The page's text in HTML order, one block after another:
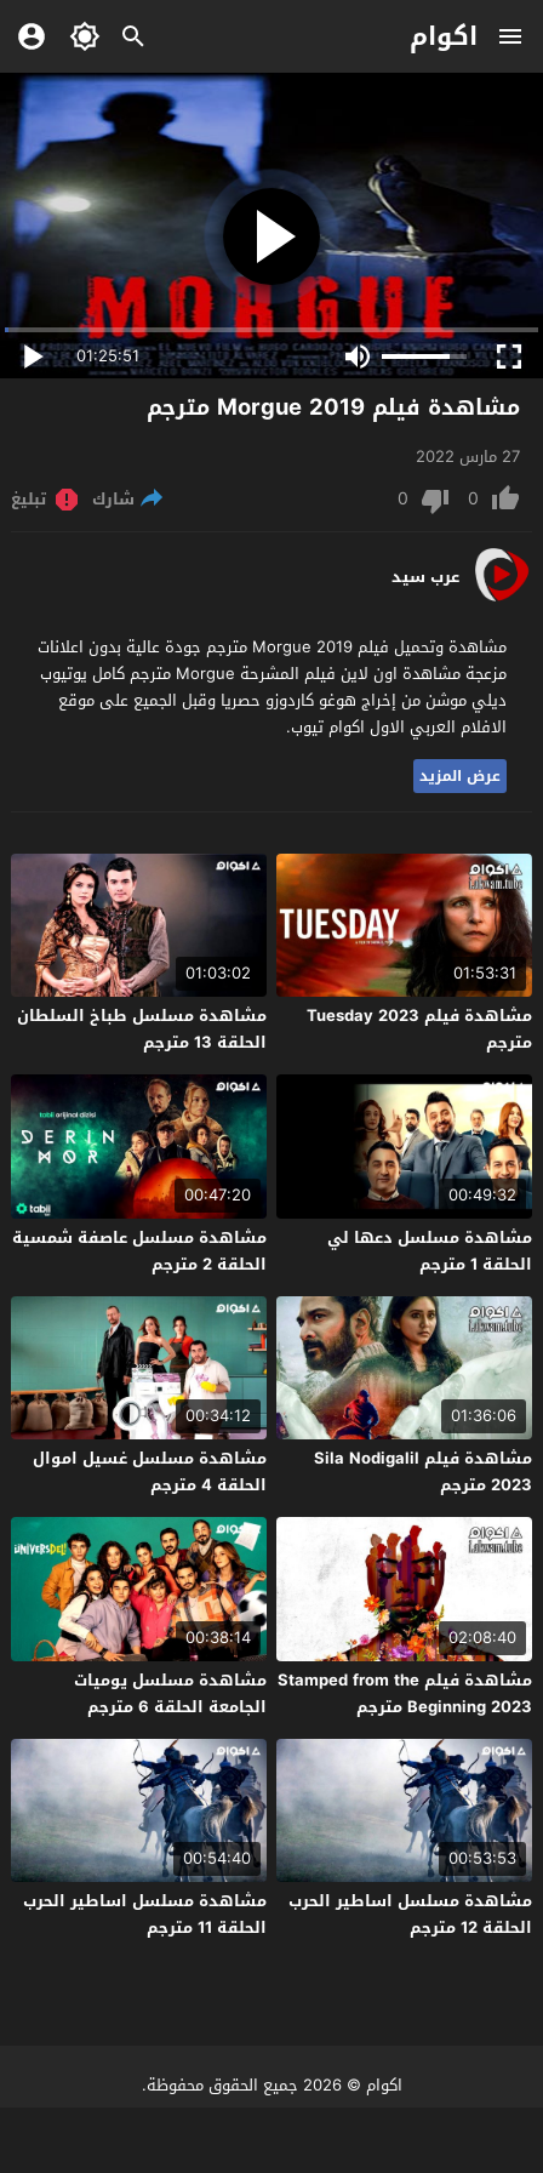
اكوام
01:25:51
مشاهدة فيلم Morgue 2019 مترجم
27 مارس 2022
0
0 شارك تبليغ
عرب سيد
مشاهدة وتحميل فيلم Morgue 2019 مترجم جودة عالية بدون اعلانات
مزعجة مشاهدة اون لاين فيلم المشرحة Morgue مترجم كامل يوتيوب
ديلي موشن من إخراج هوغو كاردوزو حصريا وقبل الجميع على موقع
الافلام العربي الاول اكوام تيوب.
عرض المزيد
01:53:31
مشاهدة فيلم Tuesday 2023
مترجم
01:03:02
مشاهدة مسلسل طباخ السلطان
الحلقة 13 مترجم
00:49:32
مشاهدة مسلسل دعها لي
الحلقة 1 مترجم
00:47:20
مشاهدة مسلسل عاصفة شمسية
الحلقة 2 مترجم
01:36:06
مشاهدة فيلم Sila Nodigalil
2023 مترجم
00:34:12
مشاهدة مسلسل غسيل اموال
الحلقة 4 مترجم
02:08:40
مشاهدة فيلم Stamped from the
Beginning 2023 مترجم
00:38:14
مشاهدة مسلسل يوميات
الجامعة الحلقة 6 مترجم
00:53:53
مشاهدة مسلسل اساطير الحرب
الحلقة 12 مترجم
00:54:40
مشاهدة مسلسل اساطير الحرب
الحلقة 11 مترجم
اكوام © 2026 جميع الحقوق محفوظة.